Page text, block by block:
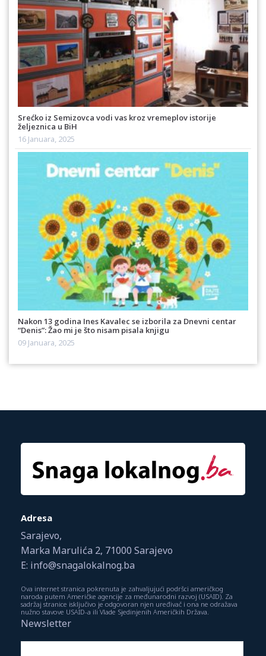
Srećko iz Semizovca vodi vas kroz vremeplov istorije
željeznica u BiH
16 Januara, 2025
Nakon 13 godina Ines Kavalec se izborila za Dnevni centar
“Denis”: Žao mi je što nisam pisala knjigu
09 Januara, 2025
Adresa
Sarajevo,
Marka Marulića 2, 71000 Sarajevo
E: info@snagalokalnog.ba
Ova internet stranica pokrenuta je zahvaljujući podršci američkog
naroda putem Američke agencije za međunarodni razvoj (USAID). Za
sadržaj stranice isključivo je odgovoran njen uređivač i ona ne odražava
nužno stavove USAID-a ili Vlade Sjedinjenih Američkih Država.
Newsletter